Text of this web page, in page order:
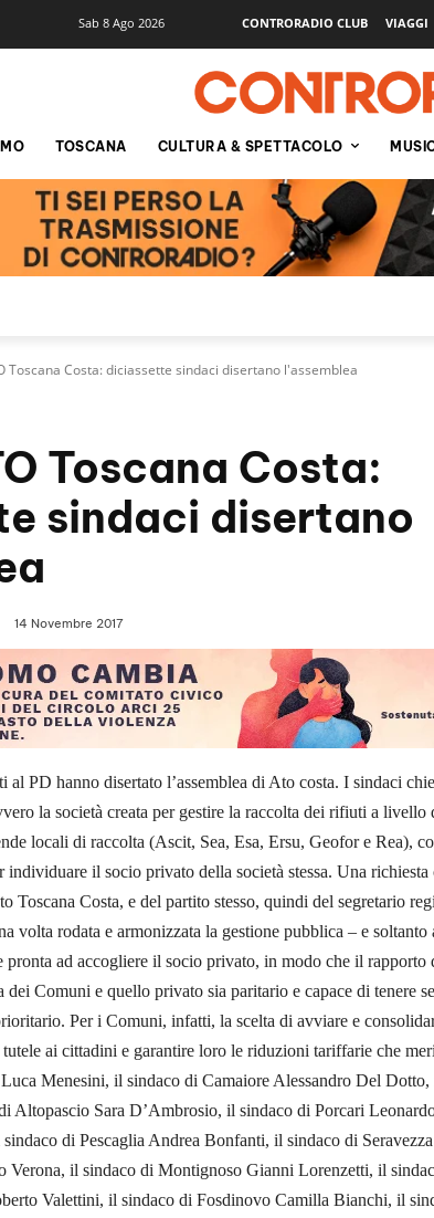
Sab 8 Ago 2026 CONTRORADIO CLUB VIAGGI
TOSCANA CULTURA & SPETTACOLO
Toscana Costa: diciassette sindaci disertano l'assemblea
Toscana Costa:
sindaci disertano
14 Novembre 2017
al PD hanno disertato l’assemblea di Ato costa. I sindaci
la società creata per gestire la raccolta dei rifiuti a livello
locali di raccolta (Ascit, Sea, Esa, Ersu, Geofor e Rea),
il socio privato della società stessa. Una richiesta
Toscana Costa, e del partito stesso, quindi del segretario
volta rodata e armonizzata la gestione pubblica – e
pronta ad accogliere il socio privato, in modo che il rapporto
Comuni e quello privato sia paritario e capace di tenere
Per i Comuni, infatti, la scelta di avviare e
tutele ai cittadini e garantire loro le riduzioni tariffarie che
Menesini, il sindaco di Camaiore Alessandro Del Dotto,
Altopascio Sara D’Ambrosio, il sindaco di Porcari
di Pescaglia Andrea Bonfanti, il sindaco di
Verona, il sindaco di Montignoso Gianni Lorenzetti, il
Valettini, il sindaco di Fosdinovo Camilla Bianchi, il